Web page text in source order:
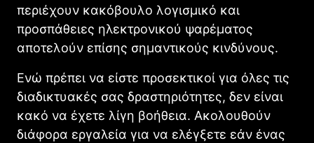
περιέχουν κακόβουλο λογισμικό και
προσπάθειες ηλεκτρονικού ψαρέματος
αποτελούν επίσης σημαντικούς κινδύνους.
Ενώ πρέπει να είστε προσεκτικοί για όλες τις
διαδικτυακές σας δραστηριότητες, δεν είναι
κακό να έχετε λίγη βοήθεια. Ακολουθούν
διάφορα εργαλεία για να ελέγξετε εάν ένας